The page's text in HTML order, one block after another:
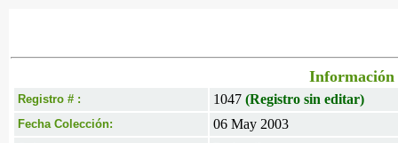
Información
Registro # : 1047 (Registro sin editar)
Fecha Colección: 06 May 2003